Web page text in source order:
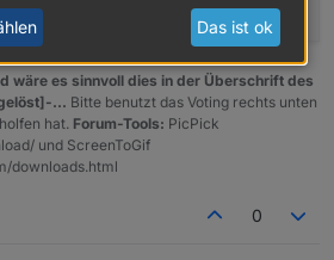
wäre es sinnvoll dies in der Überschrift des
... Bitte benutzt das Voting rechts unten
hat. Forum-Tools: PicPick
und ScreenToGif
downloads.html
0
Das ist ok